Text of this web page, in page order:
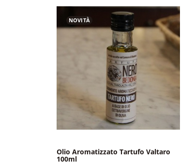
NOVITÀ
Olio Aromatizzato Tartufo Valtaro
100ml